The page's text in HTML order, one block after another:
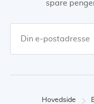
spare
Hovedside